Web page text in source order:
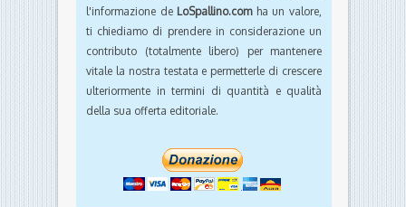
l'informazione de LoSpallino.comha un valore,
ti chiediamo di prendere in considerazione un
contributo (totalmente libero) per mantenere
vitale la nostra testata e permetterle di crescere
ulteriormente in termini di quantità e qualità
della sua offerta editoriale.